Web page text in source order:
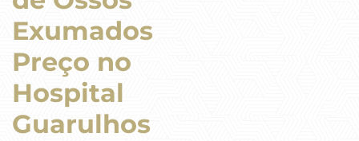
Exumados
Preço no
Hospital
Guarulhos